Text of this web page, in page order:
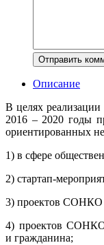
Описание
В целях
2016 – 2020 годы
ориентированных
1) в сфере
2) стартап-
3) проектов СОНКО
4) проектов СОНКО
и гражданина;